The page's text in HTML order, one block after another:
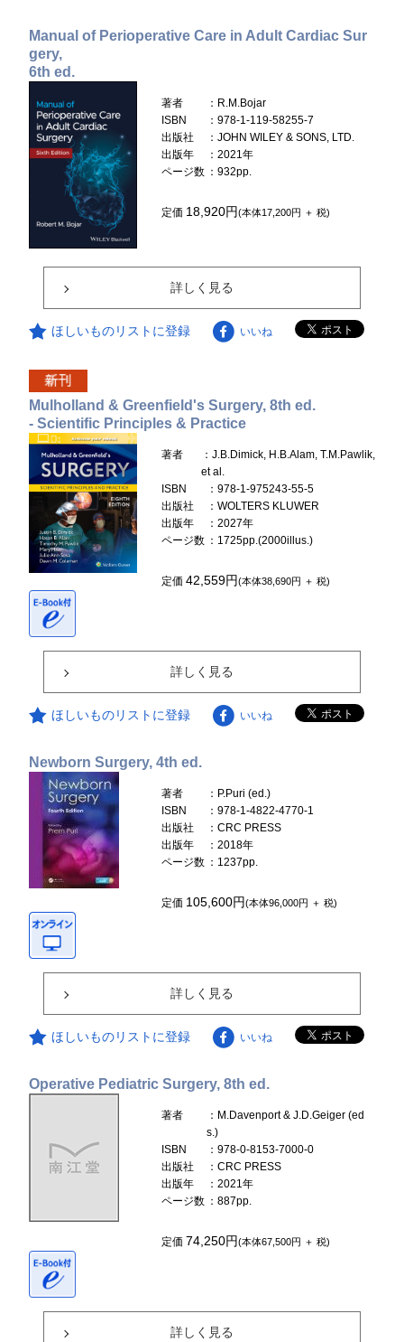
Manual of Perioperative Care in Adult Cardiac Sur
gery,
6th ed.
著者
：R.M.Bojar
ISBN
：978-1-119-58255-7
出版社
：JOHN WILEY & SONS, LTD.
出版年
：2021年
ページ数 ：932pp.
定価 18,920円(本体17,200円 ＋ 税)
詳しく見る
ほしいものリストに登録 いいね
Mulholland & Greenfield's Surgery, 8th ed.
- Scientific Principles & Practice
著者
：J.B.Dimick, H.B.Alam, T.M.Pawlik,
et al.
ISBN
：978-1-975243-55-5
出版社
：WOLTERS KLUWER
出版年
：2027年
ページ数 ：1725pp.(2000illus.)
定価42,559円(本体38,690円 ＋ 税)
詳しく見る
ほしいものリストに登録 いいね
Newborn Surgery, 4th ed.
著者
：P.Puri (ed.)
ISBN
：978-1-4822-4770-1
出版社
：CRC PRESS
出版年
：2018年
ページ数 ：1237pp.
定価 105,600円(本体96,000円 ＋ 税)
詳しく見る
ほしいものリストに登録 いいね
Operative Pediatric Surgery, 8th ed.
著者
：M.Davenport & J.D.Geiger (ed
s.)
ISBN
：978-0-8153-7000-0
出版社
：CRC PRESS
出版年
：2021年
ページ数 ：887pp.
定価 74,250円(本体67,500円 ＋ 税)
詳しく見る